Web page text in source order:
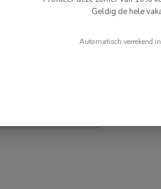
Geldig de hele
Automatisch verrekend